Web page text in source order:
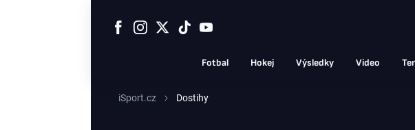
Fotbal Hokej Výsledky Video
iSport.cz Dostihy